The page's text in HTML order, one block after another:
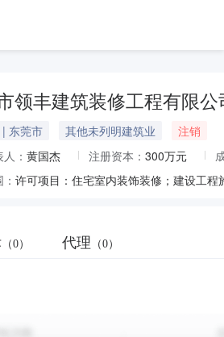
领丰建筑装修工程有限公
东莞市 其他未列明建筑业
注销
： 黄国杰 注册资本： 300万元
（0） 代理 （0）